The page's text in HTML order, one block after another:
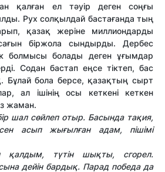
қалған ел тәуір деген соңғы
Рух солқылдай бастағанда тың
қазақ жеріне миллиондарды
біржола сындырды. Дербес
болмысы болады деген ұғымдар
Содан бастап еңсе тіктеп, бас
Бұлай бола берсе, қазақтың сырт
ал ішінің осы кеткені кеткен
жаман.
шал сөйлеп отыр. Басында тақия,
асып жығылған адам, пішімі
қалдым, түтін шықты, сгорел.
дейін бардық. Парад победа да